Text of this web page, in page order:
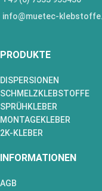
info@muetec-
PRODUKTE
DISPERSIONEN
SCHMELZKLEBSTOFFE
SPRÜHKLEBER
MONTAGEKLEBER
2K-KLEBER
INFORMATIONEN
AGB